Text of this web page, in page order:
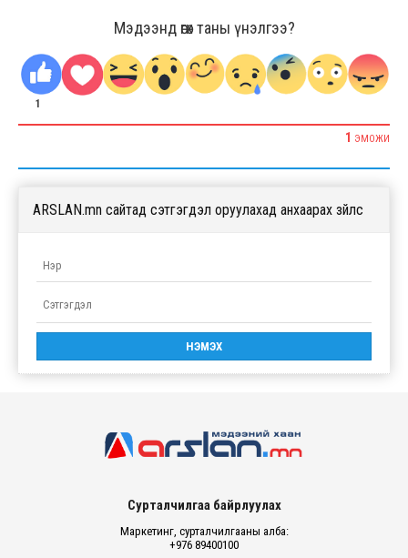
Мэдээнд өгөх таны үнэлгээ?
1
1 ЭМОЖИ
ARSLAN.mn сайтад сэтгэгдэл оруулахад анхаарах зүйлс
Сурталчилгаа байрлуулах
Маркетинг, сурталчилгааны алба:
+976 89400100